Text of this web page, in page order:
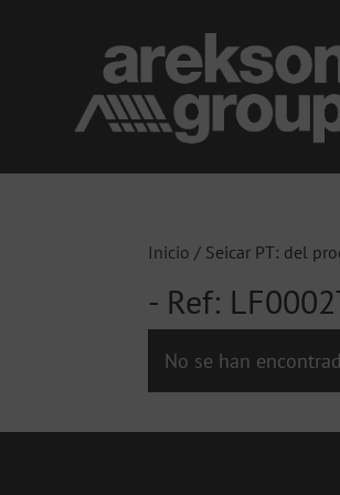
Inicio / Seicar PT: del
- Ref:
No se han